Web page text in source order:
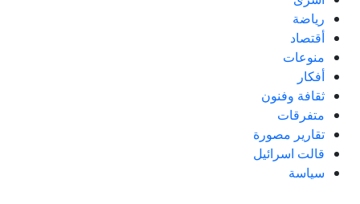
رياضة
أقتصاد
منوعات
أفكار
ثقافة وفنون
متفرقات
تقارير مصورة
قالت اسرائيل
سياسة